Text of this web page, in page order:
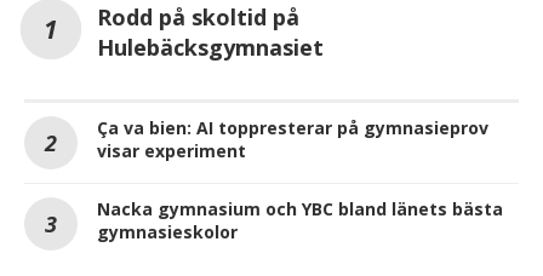
Rodd på skoltid på
Hulebäcksgymnasiet
Ça va bien: AI toppresterar på gymnasieprov
visar experiment
Nacka gymnasium och YBC bland länets bästa
gymnasieskolor